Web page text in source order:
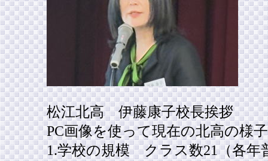
松江北高 伊藤康子校長挨拶
PC画像を使って現在の北高の様
1.学校の規模 クラス数21（各